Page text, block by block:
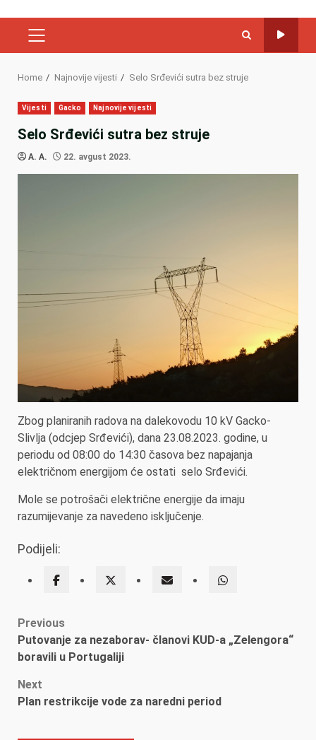
PRIMARY
Home Najnovije vijesti Selo Srđevići sutra bez struje
Vijesti Gacko Najnovije vijesti
Selo Srđevići sutra bez struje
A. A. 22. avgust 2023.
Zbog planiranih radova na dalekovodu 10 kV Gacko-
Slivlja (odcjep Srđevići), dana 23.08.2023. godine, u
periodu od 08:00 do 14:30 časova bez napajanja
električnom energijom će ostati selo Srđevići.
Mole se potrošači električne energije da imaju
razumijevanje za navedeno isključenje.
Podijeli:
Post
navigation
Previous
Putovanje za nezaborav- članovi KUD-a „Zelengora“
boravili u Portugaliji
Next
Plan restrikcije vode za naredni period